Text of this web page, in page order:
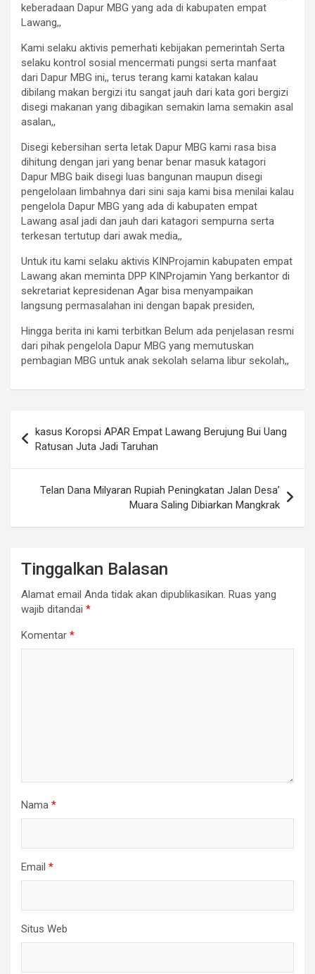
keberadaan Dapur MBG yang ada di kabupaten empat
Lawang,,
Kami selaku aktivis pemerhati kebijakan pemerintah Serta
selaku kontrol sosial mencermati pungsi serta manfaat
dari Dapur MBG ini,, terus terang kami katakan kalau
dibilang makan bergizi itu sangat jauh dari kata gori bergizi
disegi makanan yang dibagikan semakin lama semakin asal
asalan,,
Disegi kebersihan serta letak Dapur MBG kami rasa bisa
dihitung dengan jari yang benar benar masuk katagori
Dapur MBG baik disegi luas bangunan maupun disegi
pengelolaan limbahnya dari sini saja kami bisa menilai kalau
pengelola Dapur MBG yang ada di kabupaten empat
Lawang asal jadi dan jauh dari katagori sempurna serta
terkesan tertutup dari awak media,,
Untuk itu kami selaku aktivis KINProjamin kabupaten empat
Lawang akan meminta DPP KINProjamin Yang berkantor di
sekretariat kepresidenan Agar bisa menyampaikan
langsung permasalahan ini dengan bapak presiden,
Hingga berita ini kami terbitkan Belum ada penjelasan resmi
dari pihak pengelola Dapur MBG yang memutuskan
pembagian MBG untuk anak sekolah selama libur sekolah,,
pos
kasus Koropsi APAR Empat Lawang Berujung Bui Uang
Ratusan Juta Jadi Taruhan
Telan Dana Milyaran Rupiah Peningkatan Jalan Desa’
Muara Saling Dibiarkan Mangkrak
Tinggalkan Balasan
Alamat email Anda tidak akan dipublikasikan. Ruas yang
wajib ditandai *
Komentar *
Nama *
Email *
Situs Web